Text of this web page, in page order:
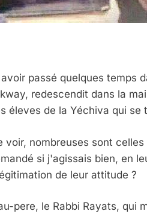
passé quelques temps
redescendit dans la
éleves de la Yéchiva qui se
voir, nombreuses sont
si j'agissais bien, en
de leur attitude ?
pere, le Rabbi Rayats, qui
Plus Meurtrière Selon
RÉSILIENTE : POURQUOI